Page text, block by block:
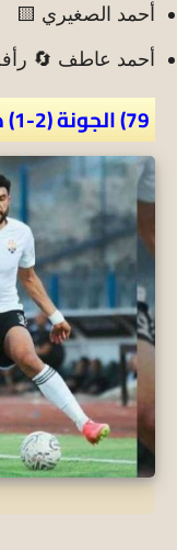
أحمد الصغيري 🟨
أحمد عاطف 🔄 رأفت
79) الجونة (2-1) طلائع الجيش